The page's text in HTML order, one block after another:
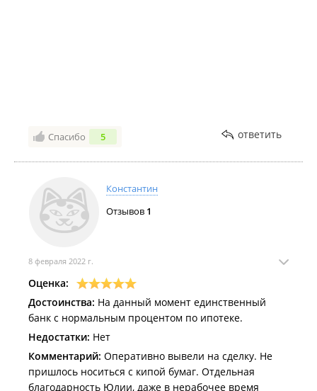
Спасибо 5 ответить
Константин
Отзывов 1
8 февраля 2022 г.
Оценка:
Достоинства: На данный момент единственный
банк с нормальным процентом по ипотеке.
Недостатки: Нет
Комментарий: Оперативно вывели на сделку. Не
пришлось носиться с кипой бумаг. Отдельная
благодарность Юлии, даже в нерабочее время